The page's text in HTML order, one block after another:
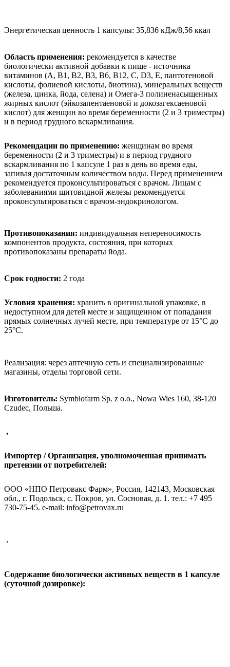
Энергетическая ценность 1 капсулы: 35,836 кДж/8,56 ккал
Область применения: рекомендуется в качестве
биологически активной добавки к пище - источника
витаминов (А, В1, В2, В3, В6, В12, С, D3, E, пантотеновой
кислоты, фолиевой кислоты, биотина), минеральных веществ
(железа, цинка, йода, селена) и Омега-3 полиненасыщенных
жирных кислот (эйкозапентаеновой и докозагексаеновой
кислот) для женщин во время беременности (2 и 3 триместры)
и в период грудного вскармливания.
Рекомендации по применению: женщинам во время
беременности (2 и 3 триместры) и в период грудного
вскармливания по 1 капсуле 1 раз в день во время еды,
запивая достаточным количеством воды. Перед применением
рекомендуется проконсультироваться с врачом. Лицам с
заболеваниями щитовидной железы рекомендуется
проконсультироваться с врачом-эндокринологом.
Противопоказания: индивидуальная непереносимость
компонентов продукта, состояния, при которых
противопоказаны препараты йода.
Срок годности: 2 года
Условия хранения: хранить в оригинальной упаковке, в
недоступном для детей месте и защищенном от попадания
прямых солнечных лучей месте, при температуре от 15°С до
25°С.
Реализация: через аптечную сеть и специализированные
магазины, отделы торговой сети.
Изготовитель: Symbiofarm Sp. z o.o., Nowa Wies 160, 38-120
Czudec, Польша.
,
Импортер / Организация, уполномоченная принимать
претензии от потребителей:
ООО «НПО Петровакс Фарм», Россия, 142143, Московская
обл., г. Подольск, с. Покров, ул. Сосновая, д. 1. тел.: +7 495
730-75-45. e-mail: info@petrovax.ru
,
Содержание биологически активных веществ в 1 капсуле
(суточной дозировке):